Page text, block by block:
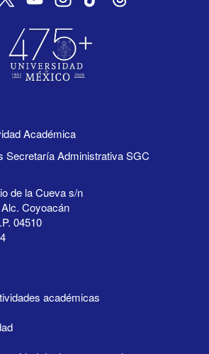
Académica
Secretaría Administrativa SGC
de la Cueva s/n
Coyoacán
04510
académicas